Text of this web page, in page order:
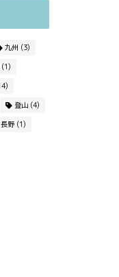
九州 (3)
登山(4)
長野(1)